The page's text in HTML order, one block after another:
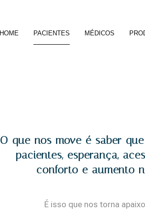
HOME PACIENTES MÉDICOS
O que nos move é saber
pacientes, esperança,
conforto e aumento
É isso que nos torna